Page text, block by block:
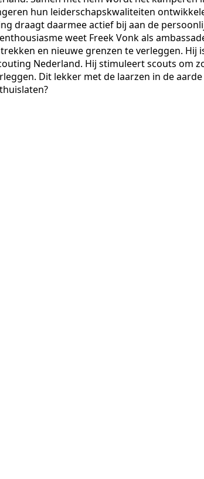
hun leiderschapskwaliteiten
draagt daarmee actief bij aan de
weet Freek Vonk als
en nieuwe grenzen te verleggen. Hij
Nederland. Hij stimuleert scouts om
Dit lekker met de laarzen in de